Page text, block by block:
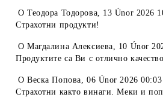
OТеодора Тодорова, 13 Únor 2026
Страхотни продукти!
OМагдалина Алексиева, 10 Únor
Продуктите са Ви с отлично
OВеска Попова, 06 Únor 2026 00:03
Страхотни както винаги. Меки и